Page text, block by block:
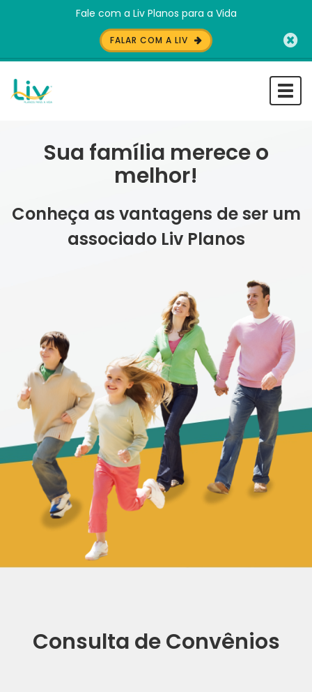
Fale com a Liv Planos para a Vida
FALAR COM A LIV
Sua família merece o
melhor!
Conheça as vantagens de ser um
associado Liv Planos
Consulta de Convênios